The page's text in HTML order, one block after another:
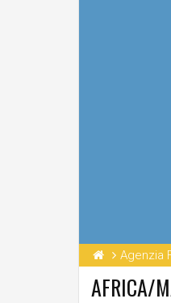
Agenzia
AFRICA/